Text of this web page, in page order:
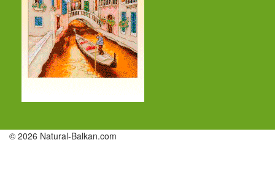
© 2026 Natural-Balkan.com